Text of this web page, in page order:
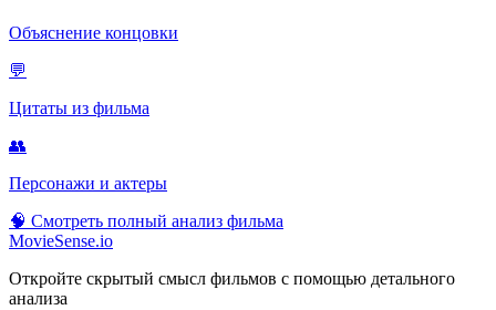
Объяснение концовки
💬
Цитаты из фильма
👥
Персонажи и актеры
🧠 Смотреть полный анализ фильма
MovieSense.io
Откройте скрытый смысл фильмов с помощью детального
анализа